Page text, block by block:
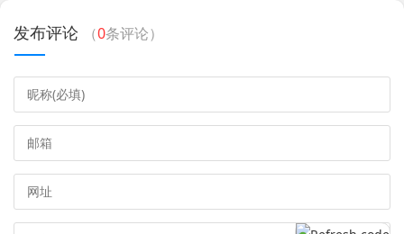
发布评论 （0条评论）